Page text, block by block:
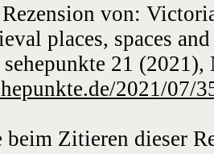
von:
places, spaces
sehepunkte 21
2021/07/
beim Zitieren dieser